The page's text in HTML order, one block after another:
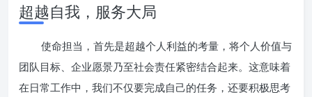
超越自我，服务大局
使命担当，首先是超越个人利益的考量，将个人价值与
团队目标、企业愿景乃至社会责任紧密结合起来。这意味着
在日常工作中，我们不仅要完成自己的任务，还要积极思考